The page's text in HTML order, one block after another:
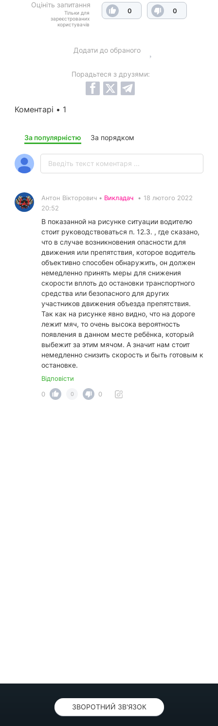
Оцініть запитання
Тільки для
зареєстрованих
користувачів
0 0
Додати до обраного
Порадьтеся з друзями:
Коментарі • 1
За популярністю За порядком
Антон Вікторович • Викладач • 18 лютого 2022
20:52
В показанной на рисунке ситуации водителю
стоит руководствоваться п. 12.3. , где сказано,
что в случае возникновения опасности для
движения или препятствия, которое водитель
объективно способен обнаружить, он должен
немедленно принять меры для снижения
скорости вплоть до остановки транспортного
средства или безопасного для других
участников движения объезда препятствия.
Так как на рисунке явно видно, что на дороге
лежит мяч, то очень высока вероятность
появления в данном месте ребёнка, который
выбежит за этим мячом. А значит нам стоит
немедленно снизить скорость и быть готовым к
остановке.
Відповісти
0
0 0
ЗВОРОТНИЙ ЗВ'ЯЗОК